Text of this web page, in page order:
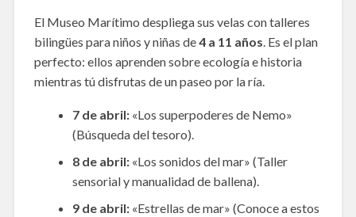
El Museo Marítimo despliega sus velas con talleres
bilingües para niños y niñas de4 a 11 años . Es el plan
perfecto: ellos aprenden sobre ecología e historia
mientras tú disfrutas de un paseo por la ría.
7 de abril:«Los superpoderes de Nemo»
(Búsqueda del tesoro).
8 de abril:«Los sonidos del mar» (Taller
sensorial y manualidad de ballena).
9 de abril:«Estrellas de mar» (Conoce a estos